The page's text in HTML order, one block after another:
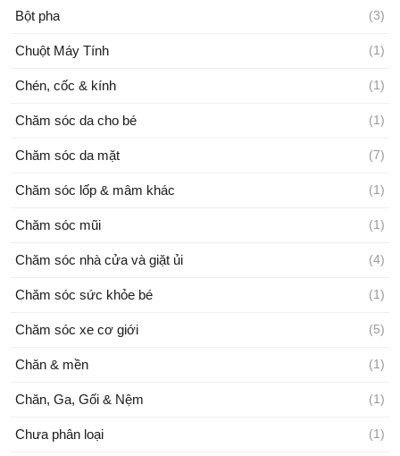
Bột pha (3)
Chuột Máy Tính (1)
Chén, cốc & kính (1)
Chăm sóc da cho bé (1)
Chăm sóc da mặt (7)
Chăm sóc lốp & mâm khác (1)
Chăm sóc mũi (1)
Chăm sóc nhà cửa và giặt ủi (4)
Chăm sóc sức khỏe bé (1)
Chăm sóc xe cơ giới (5)
Chăn & mền (1)
Chăn, Ga, Gối & Nệm (1)
Chưa phân loại (1)